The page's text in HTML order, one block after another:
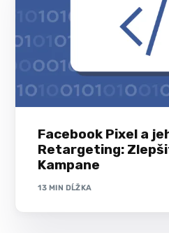
Facebook Pixel a
Retargeting:
Kampane
13 MIN DĹŽKA